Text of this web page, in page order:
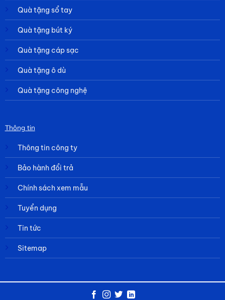
Quà tặng sổ tay
Quà tặng bút ký
Quà tặng cáp sạc
Quà tặng ô dù
Quà tặng công nghệ
Thông tin
Thông tin công ty
Bảo hành đổi trả
Chính sách xem mẫu
Tuyển dụng
Tin tức
Sitemap